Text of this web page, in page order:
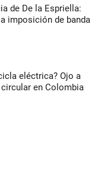
de De la Espriella:
imposición de banda
eléctrica? Ojo a
circular en Colombia